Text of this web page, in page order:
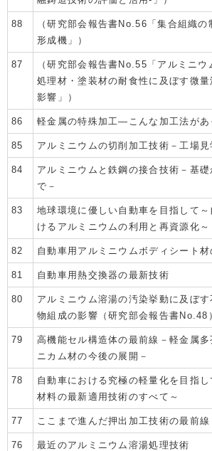
88
（研究部会報告書No.56「集合組織の
形成機」）
87
（研究部会報告書No.55「アルミニウ
処理材・塗装材の耐食性に及ぼす微量
影響」）
86 軽金属の特殊加工―こんな加工法が
85 アルミニウムの切削加工技術－工場見
84
アルミニウムと鉄鋼の接合技術－基礎
で－
83
地球環境に優しい自動車を目指して～
けるアルミニウムの利用と再資源化～
82 自動車用アルミニウムボディシート材
81 自動車用熱交換器の最新技術
80
アルミニウム溶湯の汚染挙動に及ぼす
物組成の影響（研究部会報告書No.48
79
高機能セル構造体の最前線－軽金属多
ニカム材の今後の展開－
78
自動車における究極の軽量化を目指し
材料の最新適用技術のすべて～
77 ここまで進んだ押出加工技術の最前線
76 最近のアルミニウム溶湯処理技術